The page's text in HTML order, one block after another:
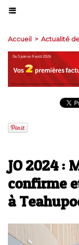
Accueil > Actualité
JO 2024 :
confirme
à